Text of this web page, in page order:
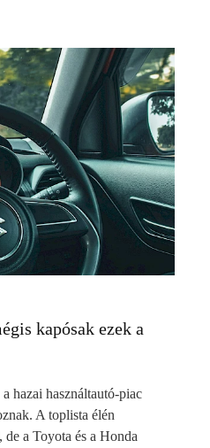
kapósak ezek a
hazai használtautó-piac
A toplista élén
a Toyota és a Honda